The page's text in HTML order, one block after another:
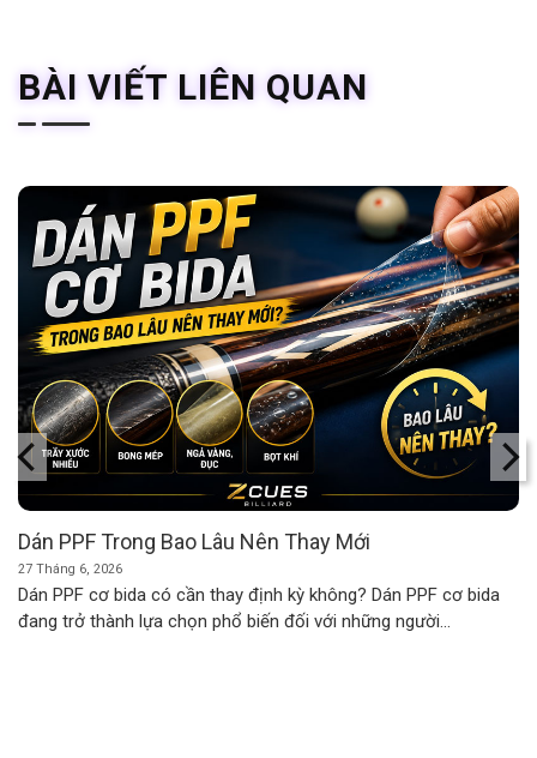
BÀI VIẾT LIÊN QUAN
Dán PPF Trong Bao Lâu Nên Thay Mới
27 Tháng 6, 2026
Dán PPF cơ bida có cần thay định kỳ không? Dán PPF cơ bida
đang trở thành lựa chọn phổ biến đối với những người...